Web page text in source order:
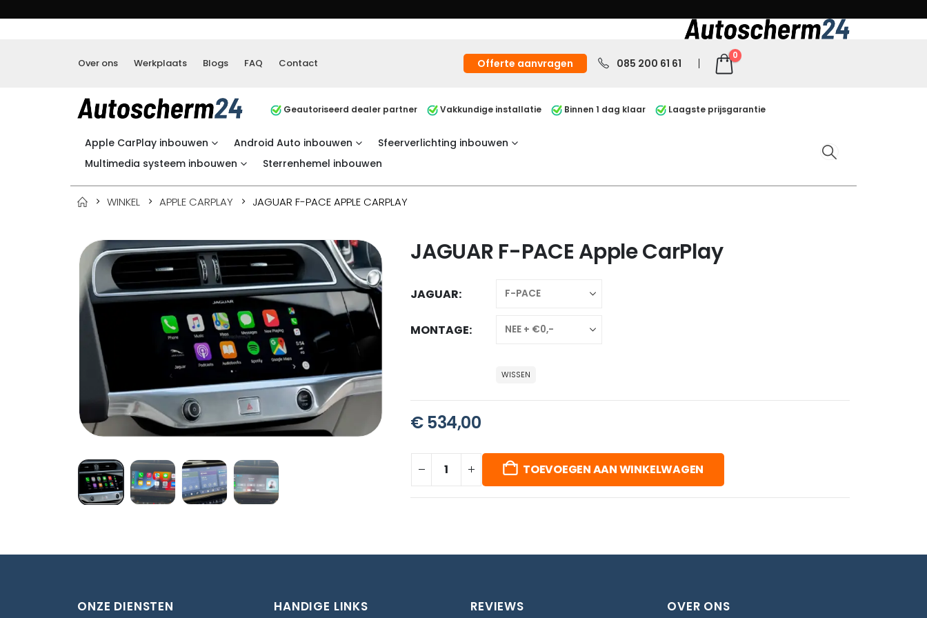
Over ons Werkplaats Blogs FAQ Contact Offerte aanvragen 085 200 61 61
0
Geautoriseerd dealer partner Vakkundige installatie Binnen 1 dag klaar Laagste prijsgarantie
Apple CarPlay inbouwen Android Auto inbouwen
Sfeerverlichting inbouwen
Multimedia systeem inbouwen
Sterrenhemel inbouwen
WINKEL APPLE CARPLAY JAGUAR F-PACE APPLE CARPLAY
JAGUAR F-PACE Apple CarPlay
JAGUAR
MONTAGE
WISSEN
€534,00
TOEVOEGEN AAN WINKELWAGEN
ONZE DIENSTEN HANDIGE LINKS REVIEWS OVER ONS